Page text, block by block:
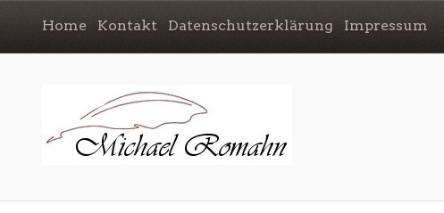
Home Kontakt Datenschutzerklärung Impressum